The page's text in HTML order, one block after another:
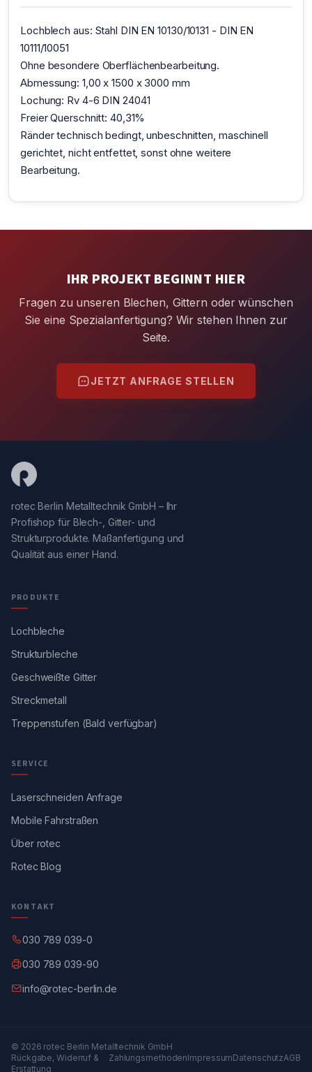
Lochblech aus: Stahl DIN EN 10130/10131 - DIN EN
10111/10051
Ohne besondere Oberflächenbearbeitung.
Abmessung: 1,00 x 1500 x 3000 mm
Lochung: Rv 4-6 DIN 24041
Freier Querschnitt: 40,31%
Ränder technisch bedingt, unbeschnitten, maschinell
gerichtet, nicht entfettet, sonst ohne weitere
Bearbeitung.
IHR PROJEKT BEGINNT HIER
Fragen zu unseren Blechen, Gittern oder wünschen
Sie eine Spezialanfertigung? Wir stehen Ihnen zur
Seite.
JETZT ANFRAGE STELLEN
rotec Berlin Metalltechnik GmbH – Ihr
Profishop für Blech-, Gitter- und
Strukturprodukte. Maßanfertigung und
Qualität aus einer Hand.
PRODUKTE
Lochbleche
Strukturbleche
Geschweißte Gitter
Streckmetall
Treppenstufen (Bald verfügbar)
SERVICE
Laserschneiden Anfrage
Mobile Fahrstraßen
Über rotec
Rotec Blog
KONTAKT
030 789 039-0
030 789 039-90
info@rotec-berlin.de
© 2026 rotec Berlin Metalltechnik GmbH
Rückgabe, Widerruf &
Erstattung
ZahlungsmethodenImpressumDatenschutzAGB